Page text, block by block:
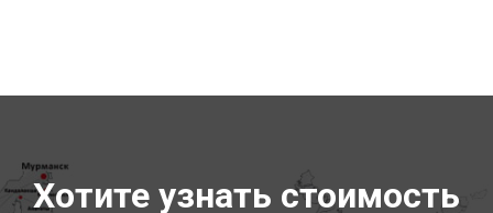
Хотите узнать стоимость